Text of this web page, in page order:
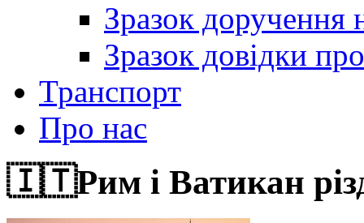
Зразок доручення
Зразок довідки
Транспорт
Про нас
🇮🇹Рим і Ватикан